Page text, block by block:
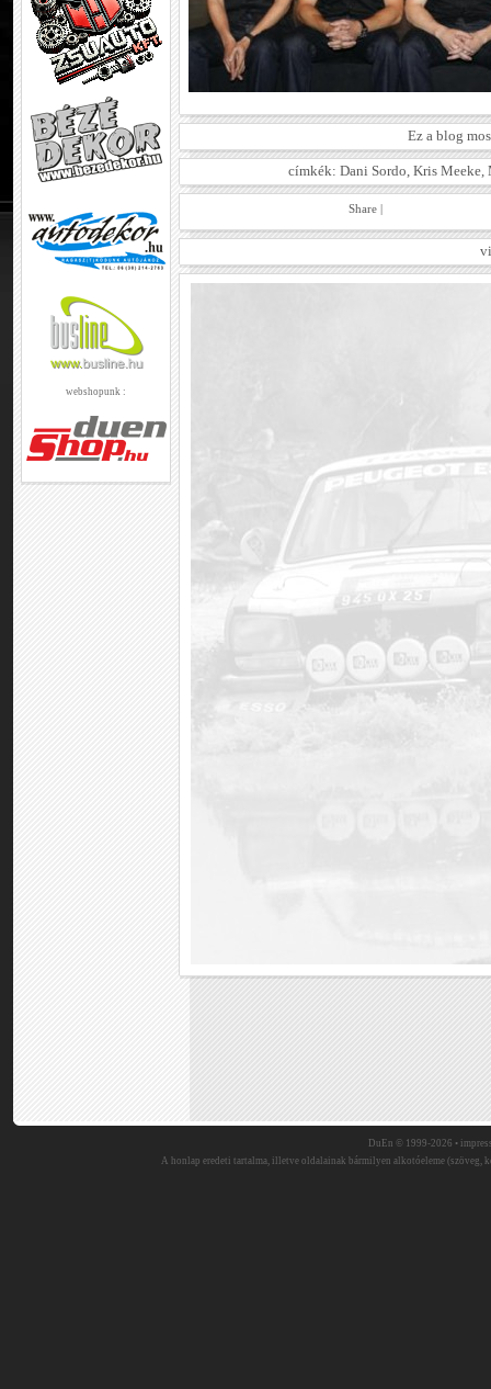
webshopunk :
Ez a blog
címkék: Dani Sordo, Kris Meeke,
Share |
DuEn © 1999-2026 •
A honlap eredeti tartalma, illetve oldalainak bármilyen alkotóeleme (szöveg,